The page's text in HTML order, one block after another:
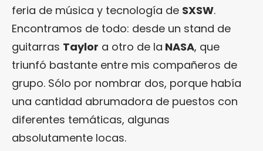
feria de música y tecnología de SXSW.
Encontramos de todo: desde un stand de
guitarras Taylor a otro de la NASA, que
triunfó bastante entre mis compañeros de
grupo. Sólo por nombrar dos, porque había
una cantidad abrumadora de puestos con
diferentes temáticas, algunas
absolutamente locas.